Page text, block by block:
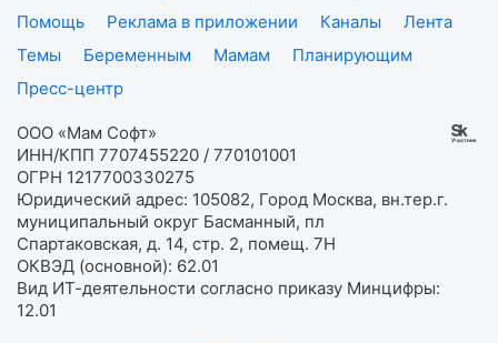
Помощь
Реклама в приложении Каналы
Лента
Темы
Беременным Мамам
Планирующим
Пресс-центр
ООО «Мам Софт»
ИНН/КПП 7707455220 / 770101001
ОГРН 1217700330275
Юридический адрес: 105082, Город Москва, вн.тер.г.
муниципальный округ Басманный, пл
Спартаковская, д. 14, стр. 2, помещ. 7Н
ОКВЭД (основной): 62.01
Вид ИТ-деятельности согласно приказу Минцифры:
12.01